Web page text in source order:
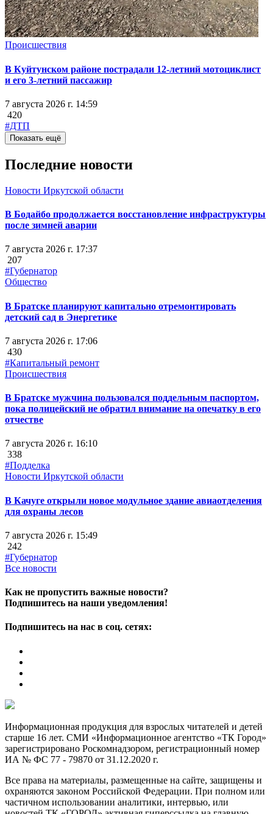
Происшествия
В Куйтунском районе пострадали 12-летний мотоциклист
и его 3-летний пассажир
7 августа 2026 г. 14:59
420
#ДТП
Показать ещё
Последние новости
Новости Иркутской области
В Бодайбо продолжается восстановление инфраструктуры
после зимней аварии
7 августа 2026 г. 17:37
207
#Губернатор
Общество
В Братске планируют капитально отремонтировать
детский сад в Энергетике
7 августа 2026 г. 17:06
430
#Капитальный ремонт
Происшествия
В Братске мужчина пользовался поддельным паспортом,
пока полицейский не обратил внимание на опечатку в его
отчестве
7 августа 2026 г. 16:10
338
#Подделка
Новости Иркутской области
В Качуге открыли новое модульное здание авиаотделения
для охраны лесов
7 августа 2026 г. 15:49
242
#Губернатор
Все новости
Как не пропустить важные новости?
Подпишитесь на наши уведомления!
Подпишитесь на нас в соц. сетях:
Информационная продукция для взрослых читателей и детей
старше 16 лет. СМИ «Информационное агентство «ТК Город»
зарегистрировано Роскомнадзором, регистрационный номер
ИА № ФС 77 - 79870 от 31.12.2020 г.
Все права на материалы, размещенные на сайте, защищены и
охраняются законом Российской Федерации. При полном или
частичном использовании аналитики, интервью, или